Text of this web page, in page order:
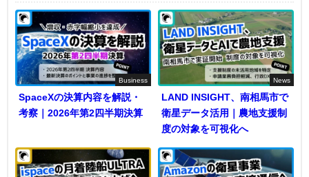
Business
SpaceXの決算内容を解説・
考察｜2026年第2四半期決算
News
LAND INSIGHT、南相馬市で
衛星データ活用｜農地支援制
度の対象を可視化へ